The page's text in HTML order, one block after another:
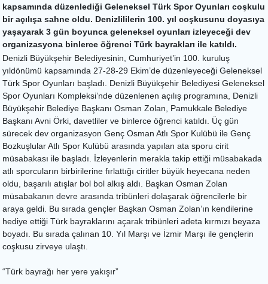
kapsamında düzenlediği Geleneksel Türk Spor Oyunları coşkulu
bir açılışa sahne oldu. Denizlililerin 100. yıl coşkusunu doyasıya
yaşayarak 3 gün boyunca geleneksel oyunları izleyeceği dev
organizasyona binlerce öğrenci Türk bayrakları ile katıldı.
Denizli Büyükşehir Belediyesinin, Cumhuriyet’in 100. kuruluş
yıldönümü kapsamında 27-28-29 Ekim’de düzenleyeceği Geleneksel
Türk Spor Oyunları başladı. Denizli Büyükşehir Belediyesi Geleneksel
Spor Oyunları Kompleksi’nde düzenlenen açılış programına, Denizli
Büyükşehir Belediye Başkanı Osman Zolan, Pamukkale Belediye
Başkanı Avni Örki, davetliler ve binlerce öğrenci katıldı. Üç gün
sürecek dev organizasyon Genç Osman Atlı Spor Kulübü ile Genç
Bozkuşlular Atlı Spor Kulübü arasında yapılan ata sporu cirit
müsabakası ile başladı. İzleyenlerin merakla takip ettiği müsabakada
atlı sporcuların birbirilerine fırlattığı ciritler büyük heyecana neden
oldu, başarılı atışlar bol bol alkış aldı. Başkan Osman Zolan
müsabakanın devre arasında tribünleri dolaşarak öğrencilerle bir
araya geldi. Bu sırada gençler Başkan Osman Zolan’ın kendilerine
hediye ettiği Türk bayraklarını açarak tribünleri adeta kırmızı beyaza
boyadı. Bu sırada çalınan 10. Yıl Marşı ve İzmir Marşı ile gençlerin
coşkusu zirveye ulaştı.
“Türk bayrağı her yere yakışır”